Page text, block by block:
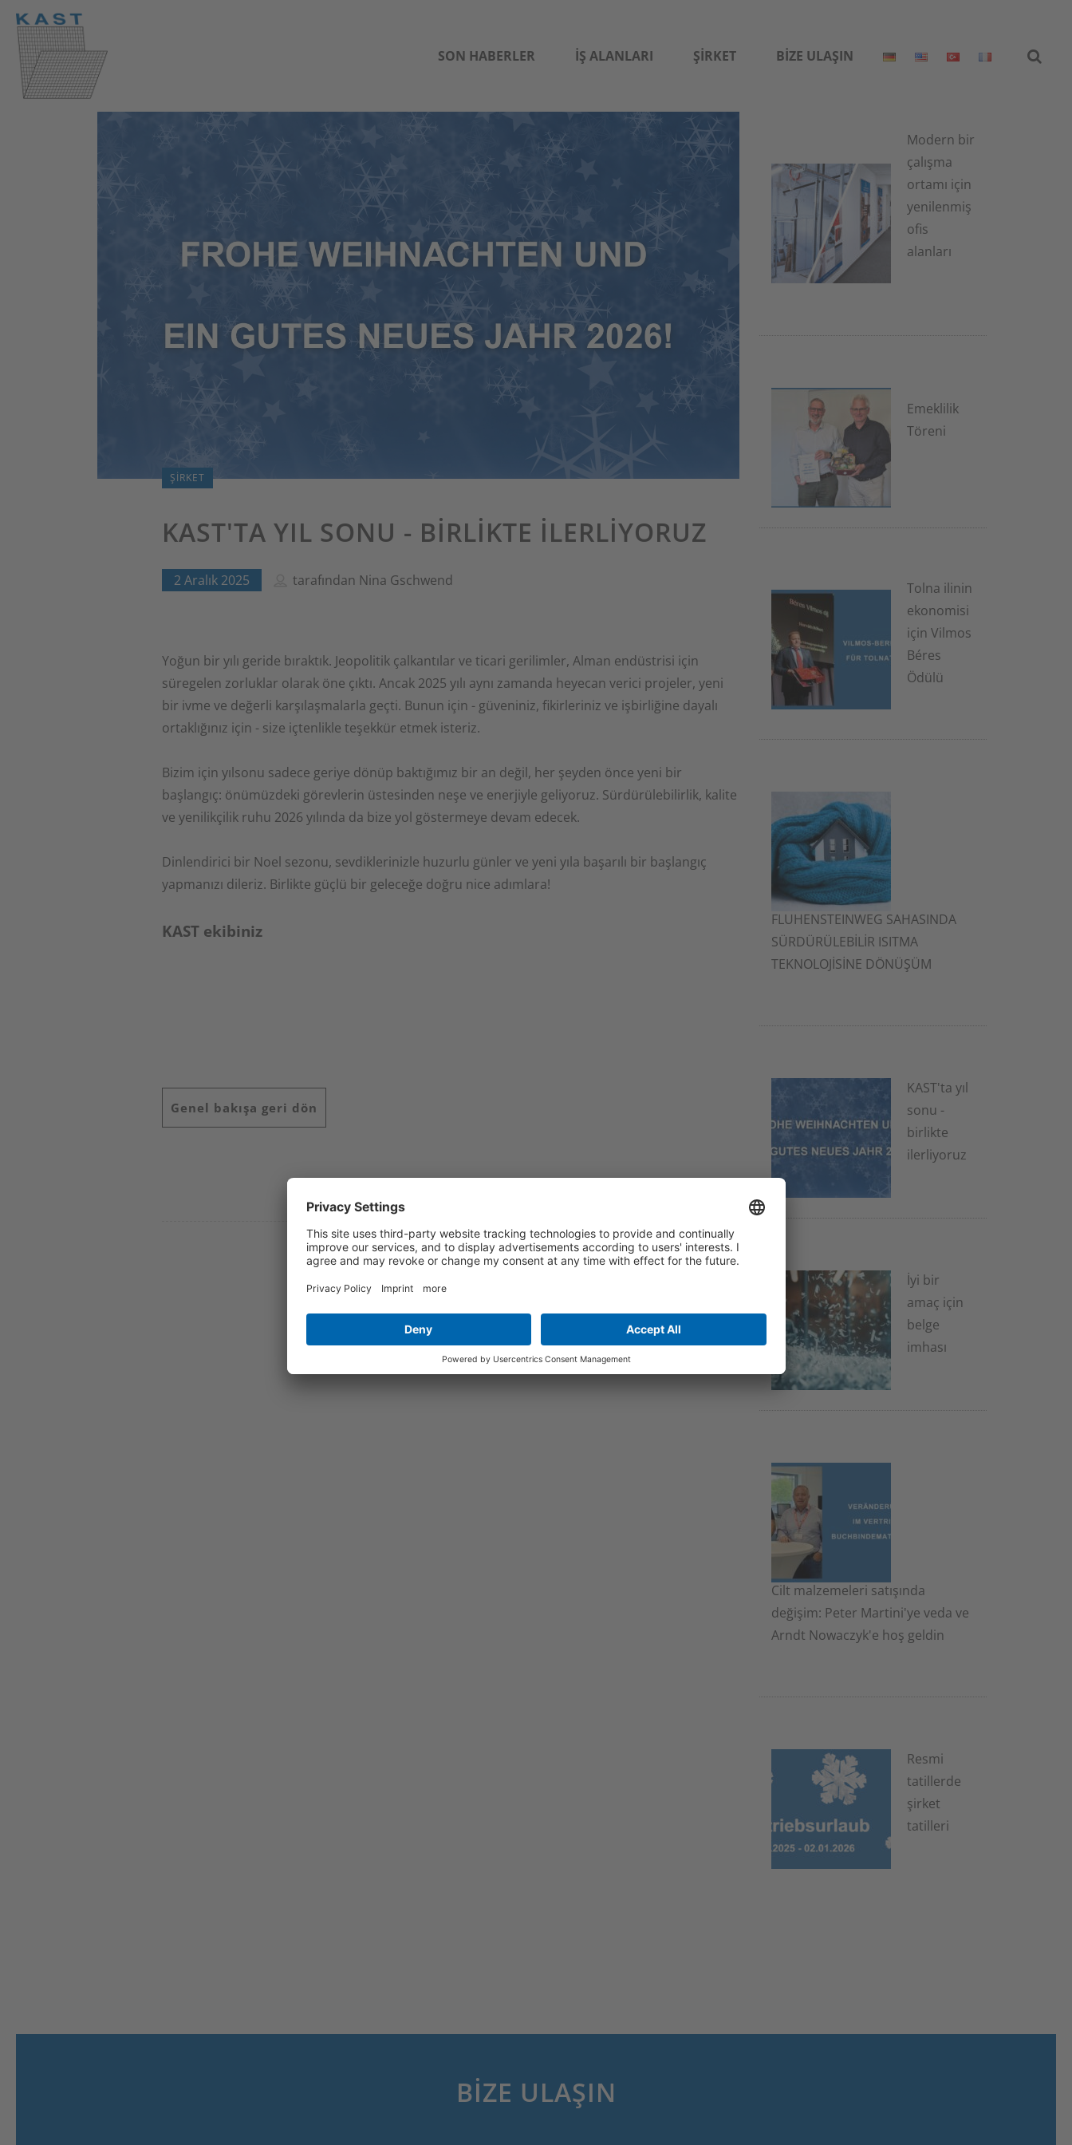
SON HABERLER İŞ ALANLARI ŞIRKET BIZE ULAŞIN
ŞIRKET
KAST'TA YIL SONU - BIRLIKTE ILERLIYORUZ
2 Aralık 2025 tarafından Nina Gschwend
Yoğun bir yılı geride bıraktık. Jeopolitik çalkantılar ve ticari gerilimler, Alman endüstrisi için
süregelen zorluklar olarak öne çıktı. Ancak 2025 yılı aynı zamanda heyecan verici projeler, yeni
bir ivme ve değerli karşılaşmalarla geçti. Bunun için - güveniniz, fikirleriniz ve işbirliğine dayalı
ortaklığınız için - size içtenlikle teşekkür etmek isteriz.
Bizim için yılsonu sadece geriye dönüp baktığımız bir an değil, her şeyden önce yeni bir
başlangıç: önümüzdeki görevlerin üstesinden neşe ve enerjiyle geliyoruz. Sürdürülebilirlik, kalite
ve yenilikçilik ruhu 2026 yılında da bize yol göstermeye devam edecek.
Dinlendirici bir Noel sezonu, sevdiklerinizle huzurlu günler ve yeni yıla başarılı bir başlangıç
yapmanızı dileriz. Birlikte güçlü bir geleceğe doğru nice adımlara!
KAST ekibiniz
Genel bakışa geri dön
Modern bir
çalışma
ortamı için
yenilenmiş
ofis
alanları
Emeklilik
Töreni
Tolna ilinin
ekonomisi
için Vilmos
Béres
Ödülü
FLUHENSTEINWEG SAHASINDA
SÜRDÜRÜLEBİLİR ISITMA
TEKNOLOJİSİNE DÖNÜŞÜM
KAST'ta yıl
sonu -
birlikte
ilerliyoruz
İyi bir
amaç için
belge
imhası
Cilt malzemeleri satışında
değişim: Peter Martini'ye veda ve
Arndt Nowaczyk'e hoş geldin
Resmi
tatillerde
şirket
tatilleri
BIZE ULAŞIN